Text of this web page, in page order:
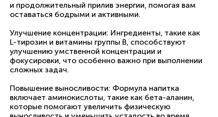
и продолжительный прилив энергии, помогая вам
оставаться бодрыми и активными.
Улучшение концентрации: Ингредиенты, такие как
L-тирозин и витамины группы B, способствуют
улучшению умственной концентрации и
фокусировки, что особенно важно при выполнении
сложных задач.
Повышение выносливости: Формула напитка
включает аминокислоты, такие как бета-аланин,
которые помогают увеличить физическую